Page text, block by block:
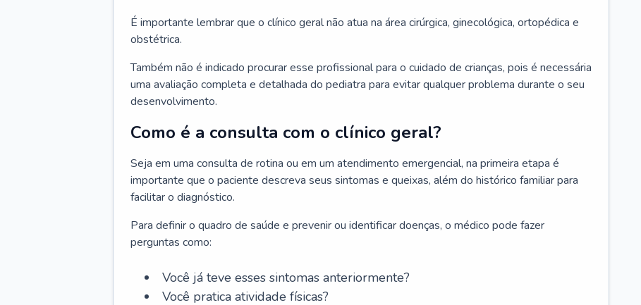
É importante lembrar que o clínico geral não atua na área cirúrgica, ginecológica, ortopédica e
obstétrica.
Também não é indicado procurar esse profissional para o cuidado de crianças, pois é necessária
uma avaliação completa e detalhada do pediatra para evitar qualquer problema durante o seu
desenvolvimento.
Como é a consulta com o clínico geral?
Seja em uma consulta de rotina ou em um atendimento emergencial, na primeira etapa é
importante que o paciente descreva seus sintomas e queixas, além do histórico familiar para
facilitar o diagnóstico.
Para definir o quadro de saúde e prevenir ou identificar doenças, o médico pode fazer
perguntas como:
Você já teve esses sintomas anteriormente?
Você pratica atividade físicas?